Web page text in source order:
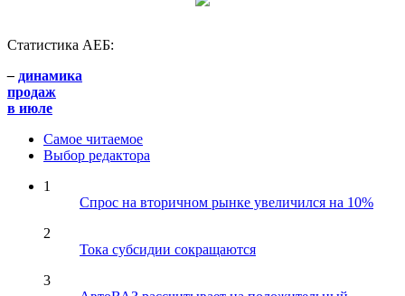
Статистика АЕБ:
– динамика
продаж
в июле
Самое читаемое
Выбор редактора
1
Спрос на вторичном рынке увеличился на 10%
2
Тока субсидии сокращаются
3